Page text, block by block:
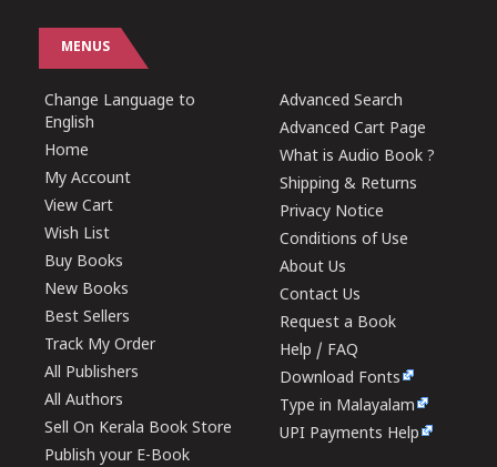
MENUS
Change Language to
English
Home
My Account
View Cart
Wish List
Buy Books
New Books
Best Sellers
Track My Order
All Publishers
All Authors
Sell On Kerala Book Store
Publish your E-Book
Advanced Search
Advanced Cart Page
What is Audio Book ?
Shipping & Returns
Privacy Notice
Conditions of Use
About Us
Contact Us
Request a Book
Help / FAQ
Download Fonts
Type in Malayalam
UPI Payments Help